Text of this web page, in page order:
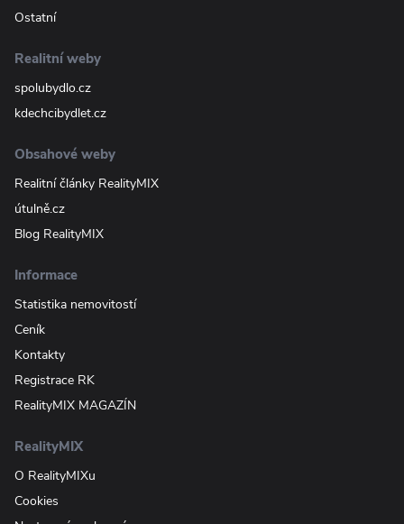
Ostatní
Realitní weby
spolubydlo.cz
kdechcibydlet.cz
Obsahové weby
Realitní články RealityMIX
útulně.cz
Blog RealityMIX
Informace
Statistika nemovitostí
Ceník
Kontakty
Registrace RK
RealityMIX MAGAZÍN
RealityMIX
O RealityMIXu
Cookies